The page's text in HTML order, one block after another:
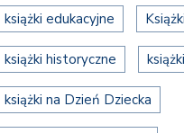
książki edukacyjne
książki historyczne
książki na Dzień Dziecka